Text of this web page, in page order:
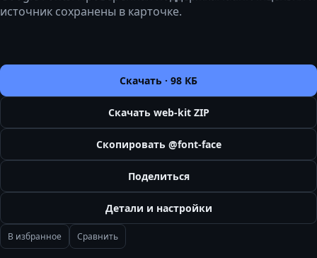
источник сохранены в карточке.
Скачать · 98 КБ
Скачать web-kit ZIP
Скопировать @font-face
Поделиться
Детали и настройки
В избранное Сравнить